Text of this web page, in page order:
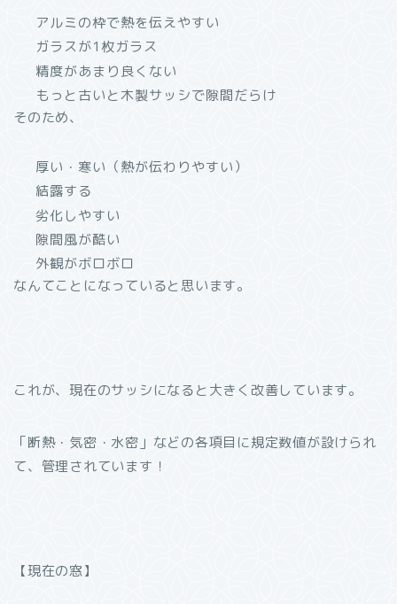
アルミの枠で熱を伝えやすい
ガラスが1枚ガラス
精度があまり良くない
もっと古いと木製サッシで隙間だらけ
そのため、
厚い・寒い（熱が伝わりやすい）
結露する
劣化しやすい
隙間風が酷い
外観がボロボロ
なんてことになっていると思います。
これが、現在のサッシになると大きく改善しています。
「断熱・気密・水密」などの各項目に規定数値が設けられ
て、管理されています！
【現在の窓】